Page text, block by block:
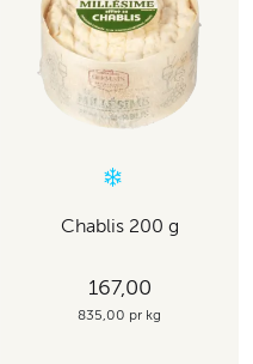
Chablis 200 g
167,00
835,00 pr kg